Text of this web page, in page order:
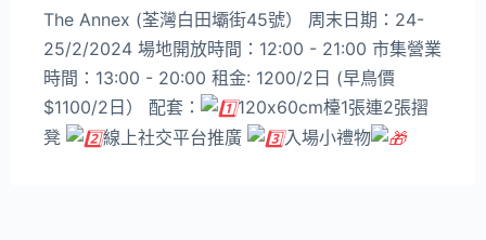
The Annex (荃灣白田壩街45號） 周末日期：24-
25/2/2024 場地開放時間：12:00 - 21:00 市集營業
時間：13:00 - 20:00 租金: 1200/2日 (早鳥價
$1100/2日） 配套：
120x60cm檯1張連2張摺
凳
線上社交平台推廣 入場小禮物